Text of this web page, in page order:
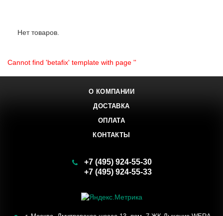
Нет товаров.
Cannot find 'betafix' template with page ''
О КОМПАНИИ
ДОСТАВКА
ОПЛАТА
КОНТАКТЫ
+7 (495) 924-55-30
+7 (495) 924-55-33